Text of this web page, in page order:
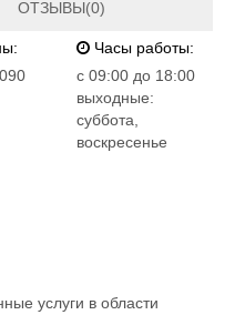
ОТЗЫВЫ(0)
Часы работы:
c 09:00 до 18:00
выходные:
суббота,
воскресенье
услуги в области